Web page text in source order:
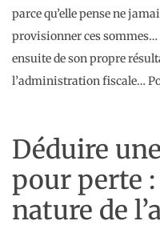
parce qu’elle pense ne
provisionner ces sommes…
ensuite de son propre
l’administration fiscale…
Déduire
pour perte
nature de